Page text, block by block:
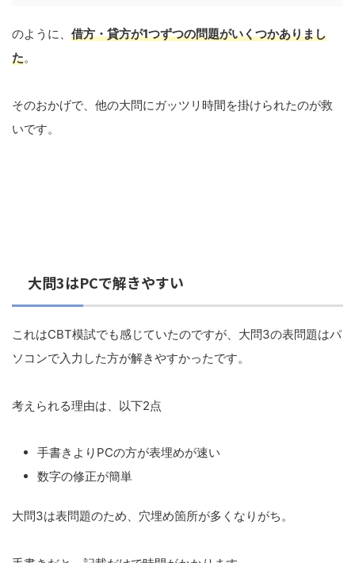
のように、 借方・貸方が1つずつの問題がいくつかありまし
た。
そのおかげで、他の大問にガッツリ時間を掛けられたのが救
いです。
大問3はPCで解きやすい
これはCBT模試でも感じていたのですが、大問3の表問題はパ
ソコンで入力した方が解きやすかったです。
考えられる理由は、以下2点
手書きよりPCの方が表埋めが速い
数字の修正が簡単
大問3は表問題のため、穴埋め箇所が多くなりがち。